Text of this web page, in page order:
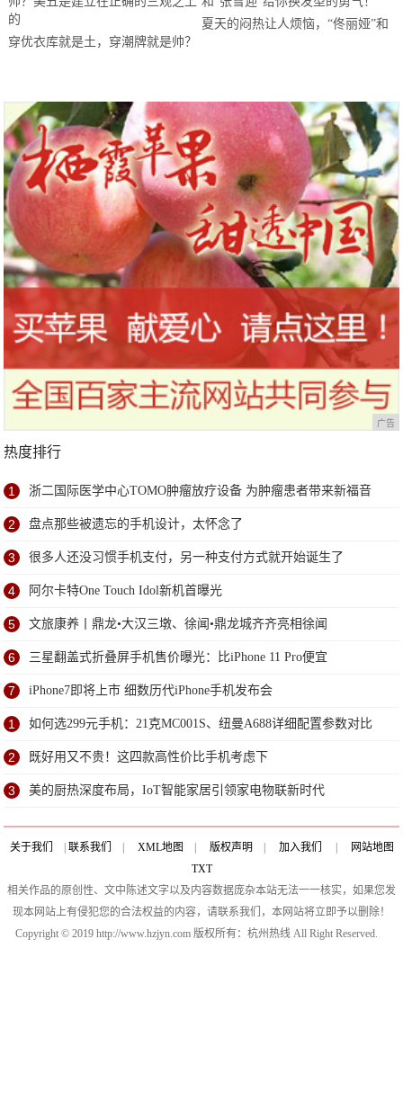
穿优衣库就是土，穿潮牌就是帅？
夏天的闷热让人烦恼，“佟丽娅”和
广告
热度排行
1 浙二国际医学中心TOMO肿瘤放疗设备 为肿瘤患者带来新福音
2 盘点那些被遗忘的手机设计，太怀念了
3 很多人还没习惯手机支付，另一种支付方式就开始诞生了
4 阿尔卡特One Touch Idol新机首曝光
5 文旅康养丨鼎龙•大汉三墩、徐闻•鼎龙城齐齐亮相徐闻
6 三星翻盖式折叠屏手机售价曝光：比iPhone 11 Pro便宜
7 iPhone7即将上市 细数历代iPhone手机发布会
1 如何选299元手机：21克MC001S、纽曼A688详细配置参数对比
2 既好用又不贵！这四款高性价比手机考虑下
3 美的厨热深度布局，IoT智能家居引领家电物联新时代
关于我们 联系我们 XML地图 版权声明 加入我们
网站地图
TXT
相关作品的原创性、文中陈述文字以及内容数据庞杂本站无法一一核实，如果您发
现本网站上有侵犯您的合法权益的内容，请联系我们，本网站将立即予以删除！
Copyright © 2019 http://www.hzjyn.com 版权所有：杭州热线 All Right Reserved.